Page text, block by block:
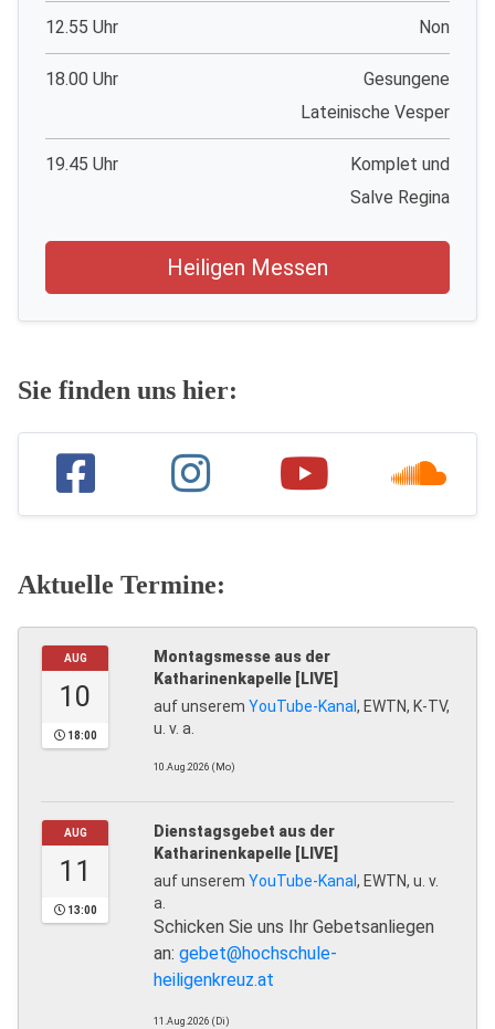
12.55 Uhr Non
18.00 Uhr
Gesungene
Lateinische Vesper
19.45 Uhr
Komplet und
Salve Regina
Heiligen Messen
Sie finden uns hier:
Aktuelle Termine:
AUG
10
18:00
Montagsmesse aus der
Katharinenkapelle [LIVE]
auf unserem YouTube-Kanal, EWTN, K-TV,
u. v. a.
10.Aug.2026 (Mo)
AUG
11
13:00
Dienstagsgebet aus der
Katharinenkapelle [LIVE]
auf unserem YouTube-Kanal, EWTN, u. v.
a.
Schicken Sie uns Ihr Gebetsanliegen
an: gebet@hochschule-
heiligenkreuz.at
11.Aug.2026 (Di)